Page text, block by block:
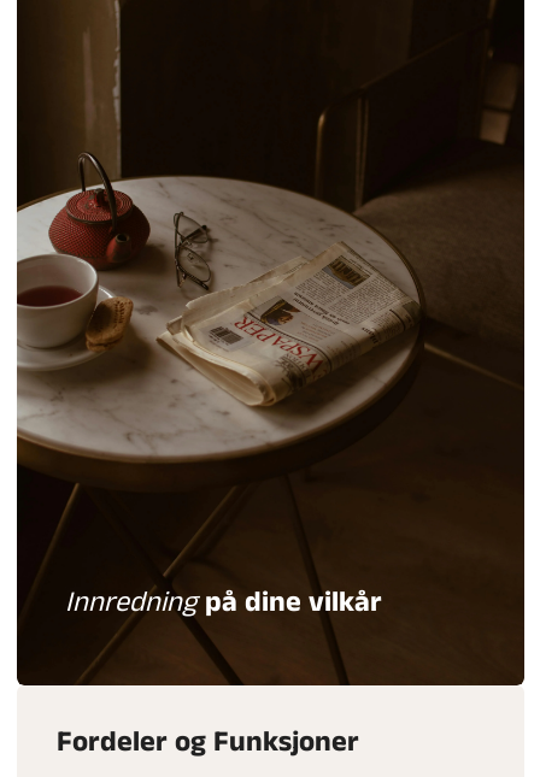
Innredningpå dine vilkår
Fordeler og Funksjoner